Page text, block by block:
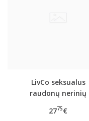
LivCo seksualus
raudonų nerinių
2775€